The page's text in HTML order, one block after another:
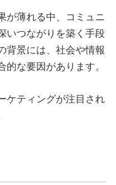
が薄れる中、コミュニ
いつながりを築く手段
背景には、社会や情報
な要因があります。
ケティングが注目され